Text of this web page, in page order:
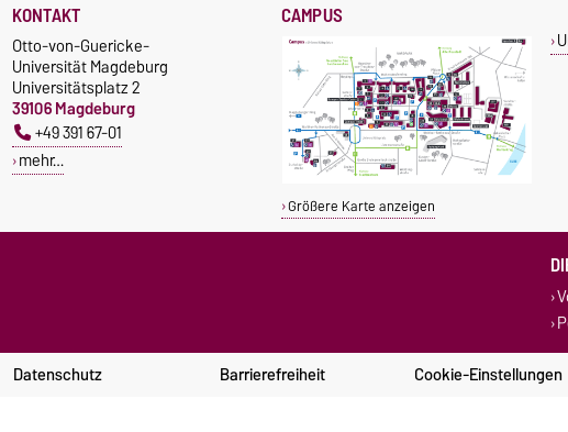
KONTAKT
Otto-von-Guericke-
Universität Magdeburg
Universitätsplatz 2
39106 Magdeburg
+49 391 67-01
mehr…
CAMPUS
Größere Karte anzeigen
Datenschutz Barrierefreiheit Cookie-Einstellungen